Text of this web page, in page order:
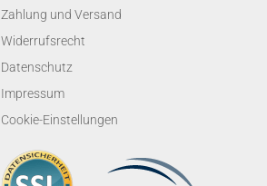
Zahlung und Versand
Widerrufsrecht
Datenschutz
Impressum
Cookie-Einstellungen